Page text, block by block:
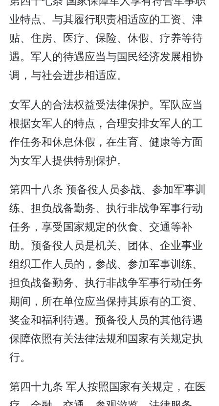
业特点、与其履行职责相适应的工资、津
贴、住房、医疗、保险、休假、疗养等待
遇。军人的待遇应当与国民经济发展相协
调，与社会进步相适应。
女军人的合法权益受法律保护。军队应当
根据女军人的特点，合理安排女军人的工
作任务和休息休假，在生育、健康等方面
为女军人提供特别保护。
第四十八条 预备役人员参战、参加军事训
练、担负战备勤务、执行非战争军事行动
任务，享受国家规定的伙食、交通等补
助。预备役人员是机关、团体、企业事业
组织工作人员的，参战、参加军事训练、
担负战备勤务、执行非战争军事行动任务
期间，所在单位应当保持其原有的工资、
奖金和福利待遇。预备役人员的其他待遇
保障依照有关法律法规和国家有关规定执
行。
第四十九条 军人按照国家有关规定，在医